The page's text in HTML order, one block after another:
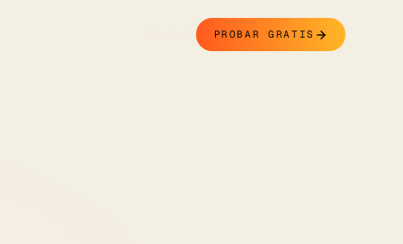
PROBAR GRATIS